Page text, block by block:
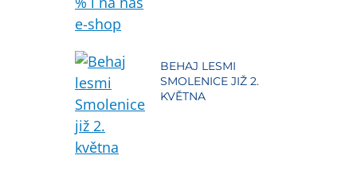
BEHAJ LESMI
SMOLENICE JIŽ 2.
KVĚTNA